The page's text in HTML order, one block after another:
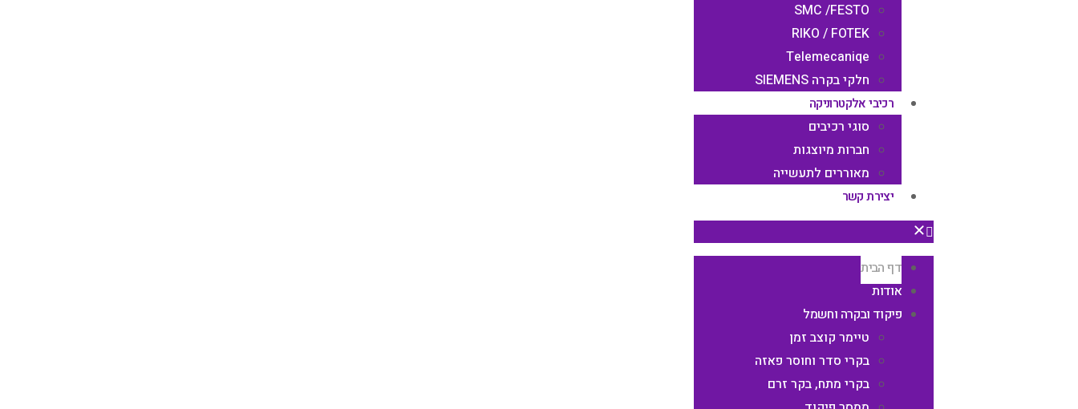
SMC /FESTO
RIKO / FOTEK
Telemecaniqe
חלקי בקרה SIEMENS
רכיבי אלקטרוניקה
סוגי רכיבים
חברות מיוצגות
מאוררים לתעשייה​
יצירת קשר
דף הבית
אודות
פיקוד ובקרה וחשמל
טיימר קוצב זמן
בקרי סדר וחוסר פאזה
בקרי מתח, בקר זרם